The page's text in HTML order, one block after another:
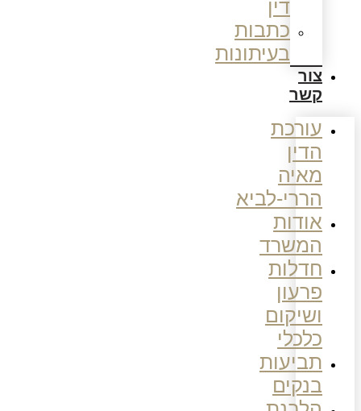
דין
כתבות
בעיתונות
צור
קשר
עורכת
הדין
מאיה
הררי-לביא
אודות
המשרד
חדלות
פרעון
ושיקום
כלכלי
תביעות
בנקים